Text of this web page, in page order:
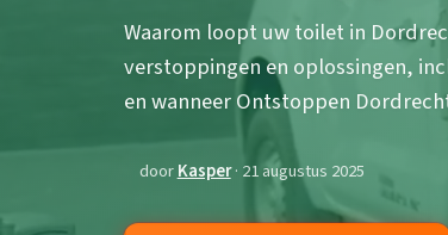
Waarom loopt uw toilet in
verstoppingen en oplossingen,
en wanneer Ontstoppen
doorKasper· 21 augustus 2025